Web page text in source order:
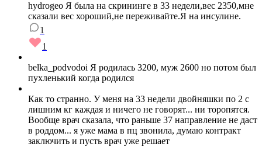
hydrogeo Я была на скрининге в 33 недели,вес 2350,мне
сказали вес хороший,не переживайте.Я на инсулине.
1
1
belka_podvodoi Я родилась 3200, муж 2600 но потом был
пухленький когда родился
Как то странно. У меня на 33 недели двойняшки по 2 с
лишним кг каждая и ничего не говорят... ни торопятся.
Вообще врач сказала, что раньше 37 направление не даст
в роддом... я уже мама в пц звонила, думаю контракт
заключить и пусть врач уже решает